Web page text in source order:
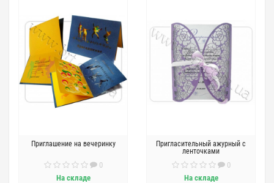
Приглашение на вечеринку
0
На складе
Пригласительный ажурный с
ленточками
0
На складе